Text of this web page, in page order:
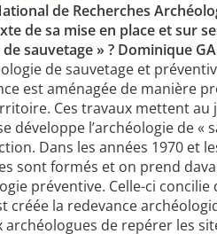
de Recherches
de sa mise en place et sur
sauvetage » ? Dominique
de sauvetage et
est aménagée de manière
Ces travaux mettent
développe l’archéologie de
Dans les années 1970 et
sont formés et on prend
préventive. Celle-ci
créée la redevance
de repérer les